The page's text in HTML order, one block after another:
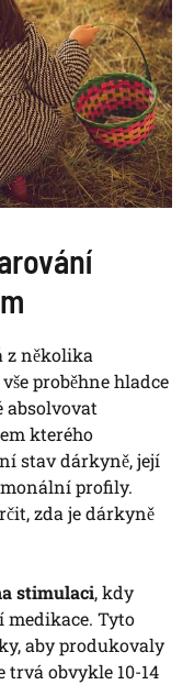
z několika‍
proběhne hladce
absolvovat
kterého
‌stav dárkyně, její
profily.
zda​ je⁤ dárkyně
stimulaci, kdy
Tyto
aby produkovaly
trvá obvykle‍ 10-14